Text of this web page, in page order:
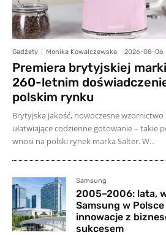
Gadżety Monika Kowalczewska - 2026-08-06
Premiera brytyjskiej marki
260-letnim
polskim rynku
Brytyjska jakość, nowoczesne wzornictwo
ułatwiające codzienne gotowanie – takie
wnosi na polski rynek marka Salter. W...
Samsung
2005–2006: lata,
Samsung w Polsce
innowacje z
sukcesem